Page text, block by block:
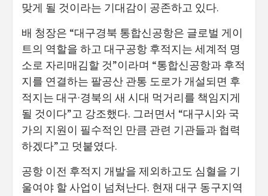
맞게 될 것이라는 기대감이 공존하고 있다.
배 청장은 “대구경북 통합신공항은 글로벌 게이
트의 역할을 하고 대구공항 후적지는 세계적 명
소로 자리매김할 것”이라며 “통합신공항과 후적
지를 연결하는 팔공산 관통 도로가 개설되면 후
적지는 대구·경북의 새 시대 먹거리를 책임지게
될 것이다”고 강조했다. 그러면서 “대구시와 국
가의 지원이 필수적인 만큼 관련 기관들과 협력
하겠다”고 덧붙였다.
공항 이전 후적지 개발을 제외하고도 심혈을 기
울여야 할 사업이 넘쳐난다. 현재 대구 동구지역